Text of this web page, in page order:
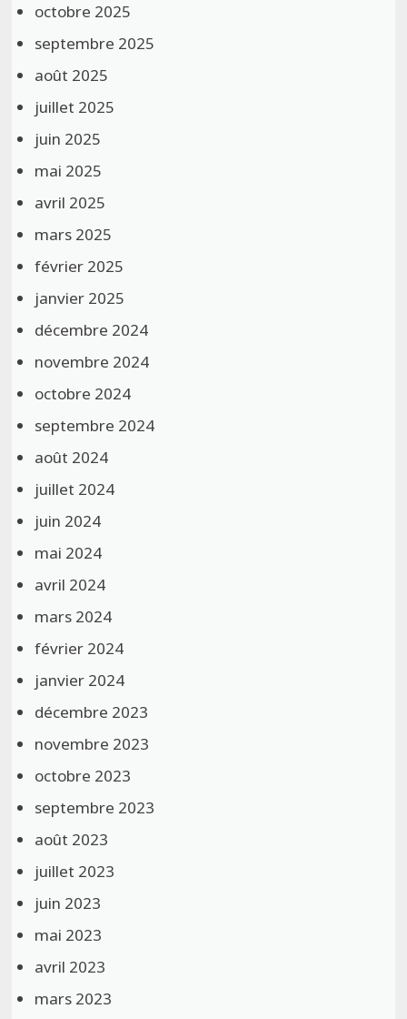
octobre 2025
septembre 2025
août 2025
juillet 2025
juin 2025
mai 2025
avril 2025
mars 2025
février 2025
janvier 2025
décembre 2024
novembre 2024
octobre 2024
septembre 2024
août 2024
juillet 2024
juin 2024
mai 2024
avril 2024
mars 2024
février 2024
janvier 2024
décembre 2023
novembre 2023
octobre 2023
septembre 2023
août 2023
juillet 2023
juin 2023
mai 2023
avril 2023
mars 2023